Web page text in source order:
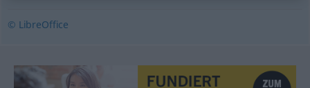
© LibreOffice